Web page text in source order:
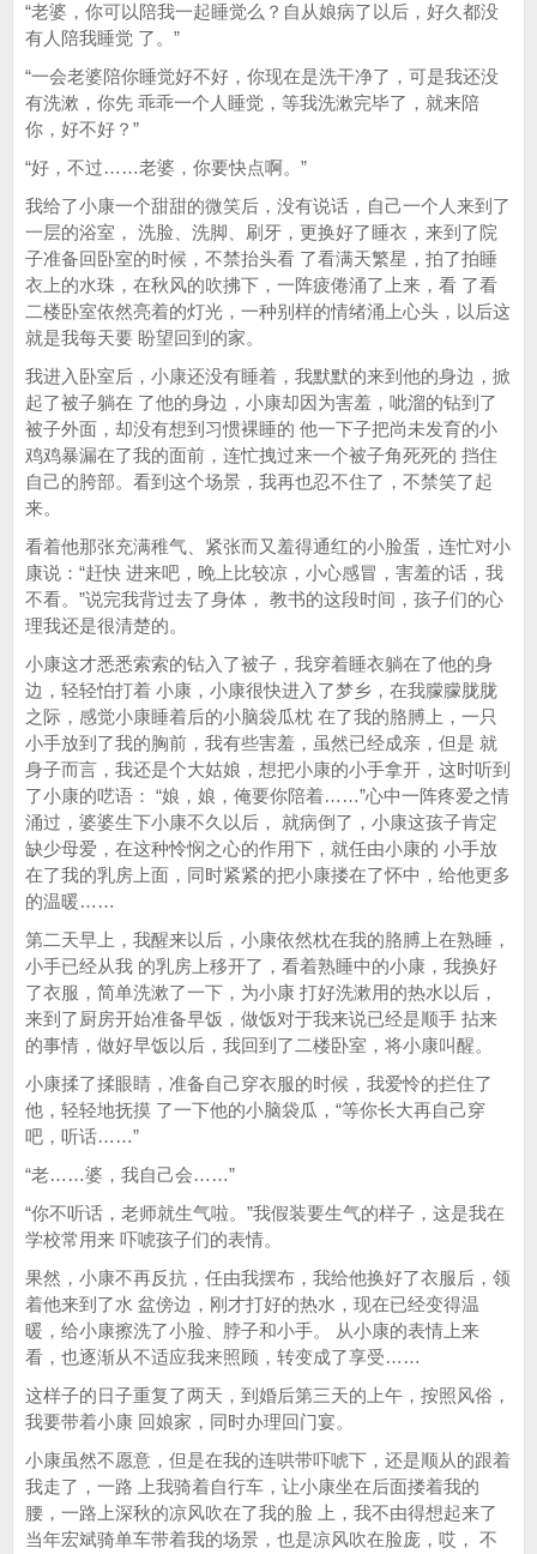
“老婆，你可以陪我一起睡觉么？自从娘病了以后，好久都没
有人陪我睡觉 了。”
“一会老婆陪你睡觉好不好，你现在是洗干净了，可是我还没
有洗漱，你先 乖乖一个人睡觉，等我洗漱完毕了，就来陪
你，好不好？”
“好，不过……老婆，你要快点啊。”
我给了小康一个甜甜的微笑后，没有说话，自己一个人来到了
一层的浴室， 洗脸、洗脚、刷牙，更换好了睡衣，来到了院
子准备回卧室的时候，不禁抬头看 了看满天繁星，拍了拍睡
衣上的水珠，在秋风的吹拂下，一阵疲倦涌了上来，看 了看
二楼卧室依然亮着的灯光，一种别样的情绪涌上心头，以后这
就是我每天要 盼望回到的家。
我进入卧室后，小康还没有睡着，我默默的来到他的身边，掀
起了被子躺在 了他的身边，小康却因为害羞，呲溜的钻到了
被子外面，却没有想到习惯裸睡的 他一下子把尚未发育的小
鸡鸡暴漏在了我的面前，连忙拽过来一个被子角死死的 挡住
自己的胯部。看到这个场景，我再也忍不住了，不禁笑了起
来。
看着他那张充满稚气、紧张而又羞得通红的小脸蛋，连忙对小
康说：“赶快 进来吧，晚上比较凉，小心感冒，害羞的话，我
不看。”说完我背过去了身体， 教书的这段时间，孩子们的心
理我还是很清楚的。
小康这才悉悉索索的钻入了被子，我穿着睡衣躺在了他的身
边，轻轻怕打着 小康，小康很快进入了梦乡，在我朦朦胧胧
之际，感觉小康睡着后的小脑袋瓜枕 在了我的胳膊上，一只
小手放到了我的胸前，我有些害羞，虽然已经成亲，但是 就
身子而言，我还是个大姑娘，想把小康的小手拿开，这时听到
了小康的呓语： “娘，娘，俺要你陪着……”心中一阵疼爱之情
涌过，婆婆生下小康不久以后， 就病倒了，小康这孩子肯定
缺少母爱，在这种怜悯之心的作用下，就任由小康的 小手放
在了我的乳房上面，同时紧紧的把小康搂在了怀中，给他更多
的温暖……
第二天早上，我醒来以后，小康依然枕在我的胳膊上在熟睡，
小手已经从我 的乳房上移开了，看着熟睡中的小康，我换好
了衣服，简单洗漱了一下，为小康 打好洗漱用的热水以后，
来到了厨房开始准备早饭，做饭对于我来说已经是顺手 拈来
的事情，做好早饭以后，我回到了二楼卧室，将小康叫醒。
小康揉了揉眼睛，准备自己穿衣服的时候，我爱怜的拦住了
他，轻轻地抚摸 了一下他的小脑袋瓜，“等你长大再自己穿
吧，听话……”
“老……婆，我自己会……”
“你不听话，老师就生气啦。”我假装要生气的样子，这是我在
学校常用来 吓唬孩子们的表情。
果然，小康不再反抗，任由我摆布，我给他换好了衣服后，领
着他来到了水 盆傍边，刚才打好的热水，现在已经变得温
暖，给小康擦洗了小脸、脖子和小手。 从小康的表情上来
看，也逐渐从不适应我来照顾，转变成了享受……
这样子的日子重复了两天，到婚后第三天的上午，按照风俗，
我要带着小康 回娘家，同时办理回门宴。
小康虽然不愿意，但是在我的连哄带吓唬下，还是顺从的跟着
我走了，一路 上我骑着自行车，让小康坐在后面搂着我的
腰，一路上深秋的凉风吹在了我的脸 上，我不由得想起来了
当年宏斌骑单车带着我的场景，也是凉风吹在脸庞，哎， 不